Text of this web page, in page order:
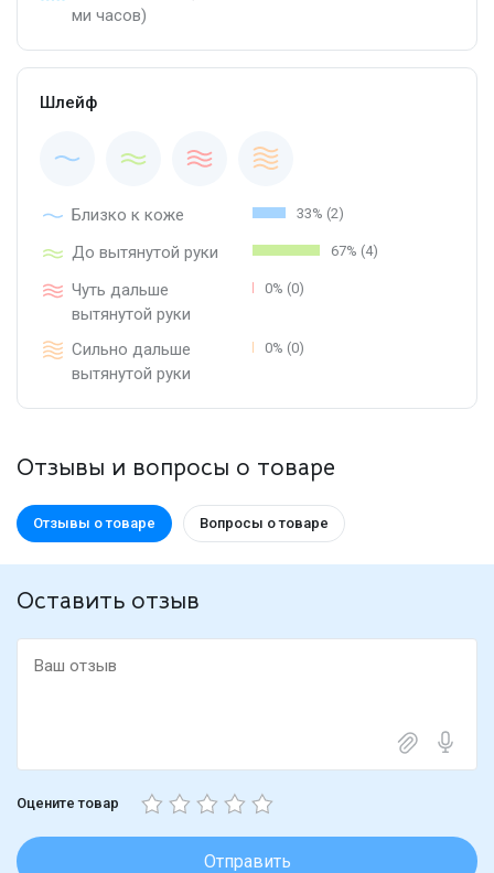
ми часов)
Шлейф
Близко к коже 33% (2)
До вытянутой руки 67% (4)
Чуть дальше
вытянутой руки
0% (0)
Сильно дальше
вытянутой руки
0% (0)
Отзывы и вопросы о товаре
Отзывы о товаре Вопросы о товаре
Оставить отзыв
Оцените товар
Отправить